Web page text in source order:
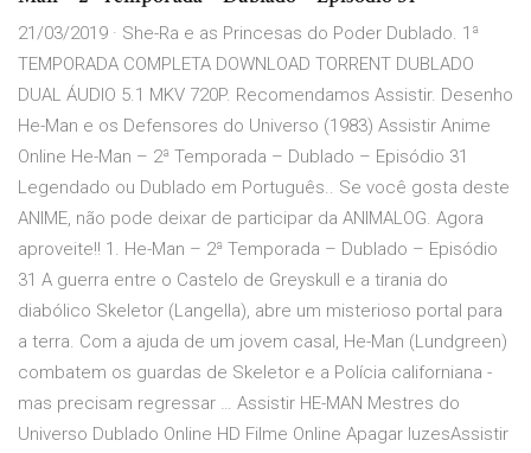
21/03/2019 · She-Ra e as Princesas do Poder Dublado. 1ª
TEMPORADA COMPLETA DOWNLOAD TORRENT DUBLADO
DUAL ÁUDIO 5.1 MKV 720P. Recomendamos Assistir. Desenho
He-Man e os Defensores do Universo (1983) Assistir Anime
Online He-Man – 2ª Temporada – Dublado – Episódio 31
Legendado ou Dublado em Português.. Se você gosta deste
ANIME, não pode deixar de participar da ANIMALOG. Agora
aproveite!! 1. He-Man – 2ª Temporada – Dublado – Episódio
31 A guerra entre o Castelo de Greyskull e a tirania do
diabólico Skeletor (Langella), abre um misterioso portal para
a terra. Com a ajuda de um jovem casal, He-Man (Lundgreen)
combatem os guardas de Skeletor e a Polícia californiana -
mas precisam regressar … Assistir HE-MAN Mestres do
Universo Dublado Online HD Filme Online Apagar luzesAssistir